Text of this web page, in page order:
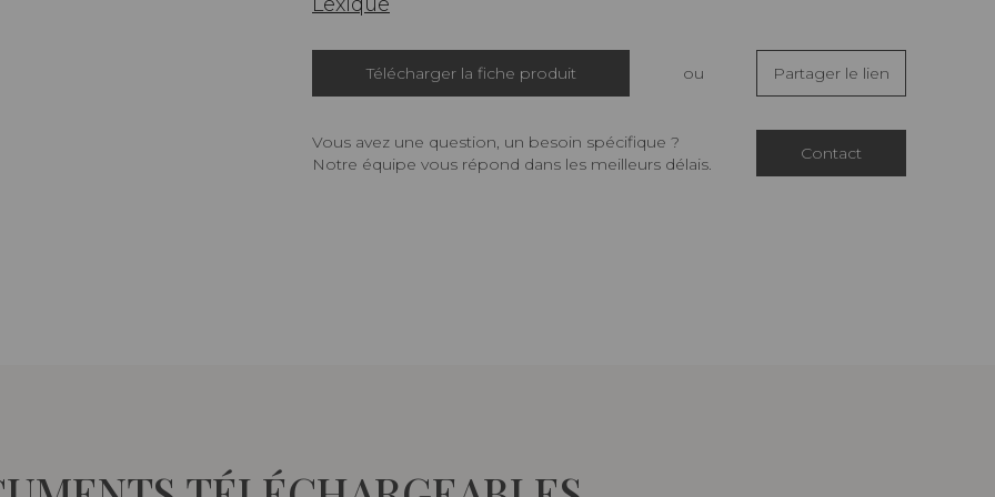
Télécharger la fiche produit ou Partager le lien
Vous avez une question, un besoin spécifique ?
Notre équipe vous répond dans les meilleurs délais.
Contact